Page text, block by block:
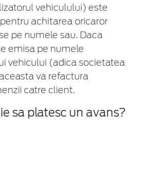
vehiculului) este
achitarea oricaror
pe numele sau. Daca
emisa pe numele
vehicului (adica societatea
va refactura
catre client.
sa platesc un avans?